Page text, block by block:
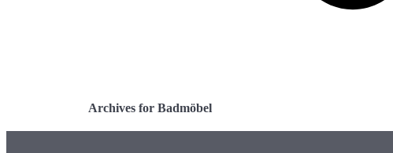
Archives for Badmöbel